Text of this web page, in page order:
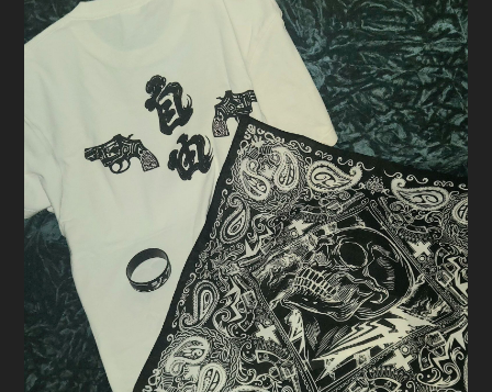
VIDEO DISCOGRAPHY
無料会員登録 ログイン